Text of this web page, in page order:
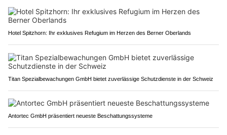
Hotel Spitzhorn: Ihr exklusives Refugium im Herzen des Berner Oberlands
Titan Spezialbewachungen GmbH bietet zuverlässige Schutzdienste in der Schweiz
Antortec GmbH präsentiert neueste Beschattungssysteme